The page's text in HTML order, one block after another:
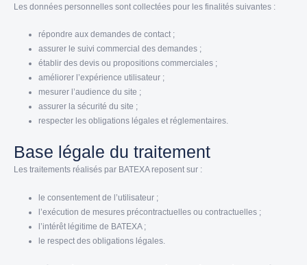
Les données personnelles sont collectées pour les finalités suivantes :
répondre aux demandes de contact ;
assurer le suivi commercial des demandes ;
établir des devis ou propositions commerciales ;
améliorer l’expérience utilisateur ;
mesurer l’audience du site ;
assurer la sécurité du site ;
respecter les obligations légales et réglementaires.
Base légale du traitement
Les traitements réalisés par BATEXA reposent sur :
le consentement de l’utilisateur ;
l’exécution de mesures précontractuelles ou contractuelles ;
l’intérêt légitime de BATEXA ;
le respect des obligations légales.